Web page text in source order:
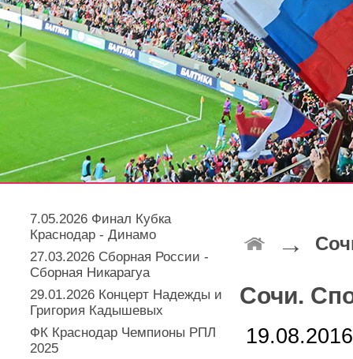
→
Сочи.
7.05.2026 Финал Кубка
Краснодар - Динамо
27.03.2026 Сборная России -
Сборная Никарагуа
29.01.2026 Концерт Надежды и
Григория Кадышевых
ФК Краснодар Чемпионы РПЛ
2025